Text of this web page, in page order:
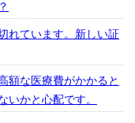
れています。新しい証
額な医療費がかかると
いかと心配です。